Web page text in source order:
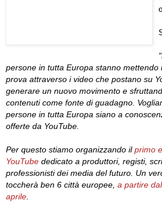
persone in tutta Europa stanno mettendo
prova attraverso i video che postano su
generare un nuovo movimento e
contenuti come fonte di guadagno.
persone in tutta Europa siano a
offerte da YouTube.
Per questo stiamo organizzando ilprimo
YouTube dedicato a produttori, registi,
professionisti dei media del futuro. Un
toccherà ben 6 città europee, a partire
aprile